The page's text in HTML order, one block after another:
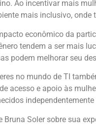
Ao incentivar mais
mais inclusivo, onde
econômico da
tendem a ser mais
podem melhorar seu
no mundo de TI
acesso e apoio às
independentemente
Soler sobre sua